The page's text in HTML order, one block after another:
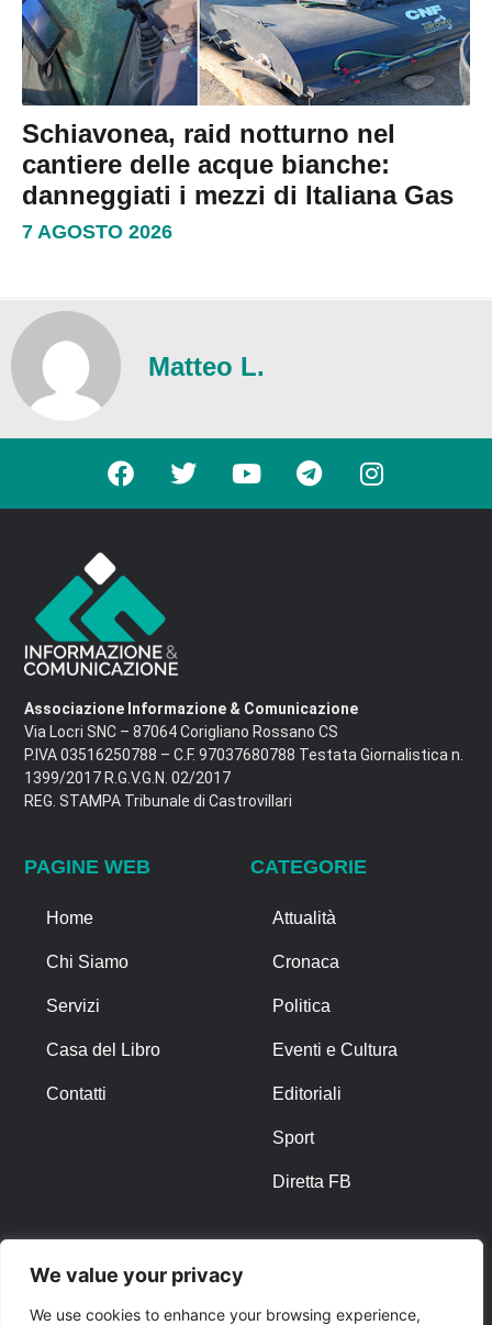
We value your privacy
We use cookies to enhance your browsing experience,
Schiavonea, raid notturno nel
cantiere delle acque bianche:
danneggiati i mezzi di Italiana Gas
7 AGOSTO 2026
Matteo L.
Associazione Informazione & Comunicazione
Via Locri SNC – 87064 Corigliano Rossano CS
P.IVA 03516250788 – C.F. 97037680788 Testata Giornalistica n.
1399/2017 R.G.V.G.N. 02/2017
REG. STAMPA Tribunale di Castrovillari
PAGINE WEB
Home
Chi Siamo
Servizi
Casa del Libro
Contatti
CATEGORIE
Attualità
Cronaca
Politica
Eventi e Cultura
Editoriali
Sport
Diretta FB